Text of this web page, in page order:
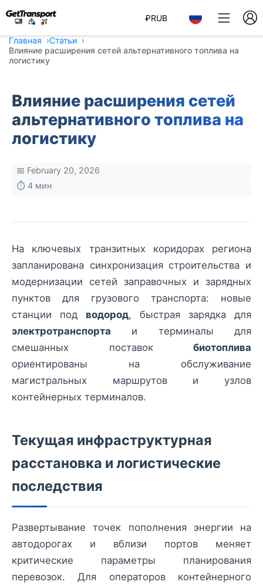
₽RUB
Главная
Статьи
Влияние расширения сетей альтернативного топлива на
логистику
Влияние расширения сетей
альтернативного топлива на
логистику
📅 February 20, 2026
⏱️ 4 мин
На ключевых транзитных коридорах региона
запланирована синхронизация строительства и
модернизации сетей заправочных и зарядных
пунктов для грузового транспорта: новые
станции под водород, быстрая зарядка для
электротранспорта и терминалы для
смешанных поставок биотоплива
ориентированы на обслуживание
магистральных маршрутов и узлов
контейнерных терминалов.
Текущая инфраструктурная
расстановка и логистические
последствия
Развертывание точек пополнения энергии на
автодорогах и вблизи портов меняет
критические параметры планирования
перевозок. Для операторов контейнерного